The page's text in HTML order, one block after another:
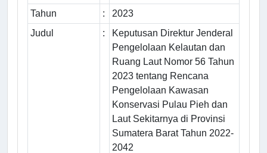
Tahun
:
2023
Judul
:
Keputusan Direktur Jenderal
Pengelolaan Kelautan dan
Ruang Laut Nomor 56 Tahun
2023 tentang Rencana
Pengelolaan Kawasan
Konservasi Pulau Pieh dan
Laut Sekitarnya di Provinsi
Sumatera Barat Tahun 2022-
2042